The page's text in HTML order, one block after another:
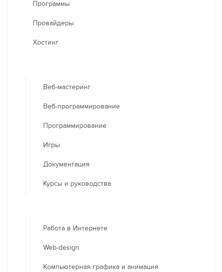
Программы
Провайдеры
Хостинг
Веб-мастеринг
Веб-программирование
Программирование
Игры
Документация
Курсы и руководства
Работа в Интернете
Web-design
Компьютерная графика и анимация